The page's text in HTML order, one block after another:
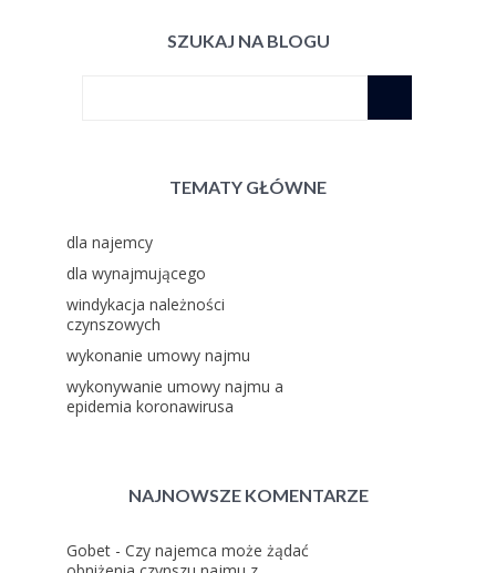
SZUKAJ NA BLOGU
TEMATY GŁÓWNE
dla najemcy
dla wynajmującego
windykacja należności
czynszowych
wykonanie umowy najmu
wykonywanie umowy najmu a
epidemia koronawirusa
NAJNOWSZE KOMENTARZE
Gobet - Czy najemca może żądać